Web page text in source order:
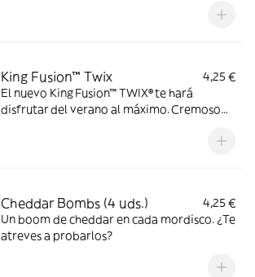
King Fusion™ Twix
4,25 €
El nuevo King Fusion™ TWIX® te hará
disfrutar del verano al máximo. Cremoso
Cheddar Bombs (4 uds.)
4,25 €
Un boom de cheddar en cada mordisco. ¿Te
atreves a probarlos?